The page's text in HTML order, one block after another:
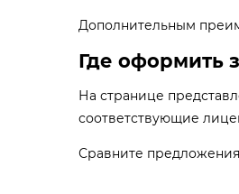
Дополнительным
Где оформить
На странице
соответствующие
Сравните